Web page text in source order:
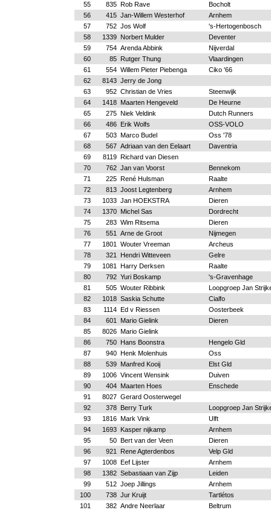
55
835 Rob Rave
Bocholt
56
415 Jan-Willem Westerhof
Arnhem
57
752 Jos Wolf
's-Hertogenbosch
58
1339 Norbert Mulder
Deventer
59
754 Arenda Abbink
Nijverdal
60
85 Rutger Thung
Vlaardingen
61
554 Willem Pieter Piebenga
Ciko '66
62
8143 Jerry de Jong
63
952 Christian de Vries
Steenwijk
64
1418 Maarten Hengeveld
De Heurne
65
275 Niek Veldink
Dutch Runners
66
486 Erik Wolfs
OSS-VOLO
67
503 Marco Budel
Oss '78
68
567 Adriaan van den Eelaart
Daventria
69
8119 Richard van Diesen
70
762 Jan van Voorst
Bennekom
71
225 René Hulsman
Raalte
72
813 Joost Legtenberg
Arnhem
73
1033 Jan HOEKSTRA
Dieren
74
1370 Michel Sas
Dordrecht
75
283 Wim Ritsema
Dieren
76
551 Arne de Groot
Nijmegen
77
1801 Wouter Vreeman
Archeus
78
321 Hendri Witteveen
Gelre
79
1081 Harry Derksen
Raalte
80
792 Yuri Boskamp
's-Gravenhage
81
505 Wouter Ribbink
Loopgroep Jan
82
1018 Saskia Schutte
Cialfo
83
1114 Ed v Riessen
Oosterbeek
84
601 Mario Gielink
Dieren
85
8026 Mario Gielink
86
750 Hans Boonstra
Hengelo Gld
87
940 Henk Molenhuis
Oss
88
539 Manfred Kooij
Elst Gld
89
1006 Vincent Wensink
Duiven
90
404 Maarten Hoes
Enschede
91
8027 Gerard Oosterwegel
92
378 Berry Turk
Loopgroep Jan
93
1816 Mark Vink
Ulft
94
1693 Kasper nijkamp
Arnhem
95
50 Bert van der Veen
Dieren
96
921 Rene Agterdenbos
Velp Gld
97
1008 Eef Lijster
Arnhem
98
1382 Sebastiaan van Zijp
Leiden
99
512 Joep Jillings
Arnhem
100
738 Jur Kruijt
Tartlétos
101
382 Andre Neerlaar
Beltrum